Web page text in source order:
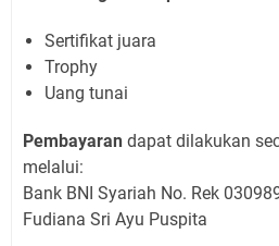
Sertifikat juara
Trophy
Uang tunai
Pembayaran dapat dilakukan
melalui:
Bank BNI Syariah No. Rek
Fudiana Sri Ayu Puspita